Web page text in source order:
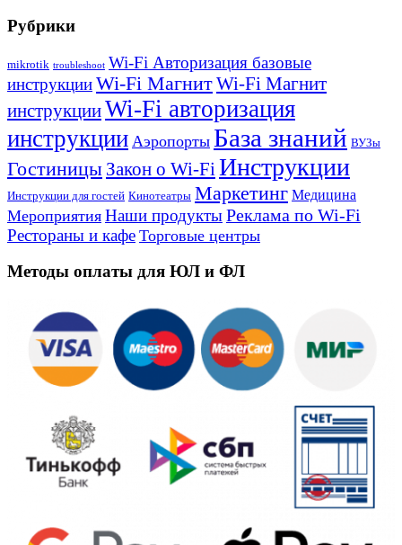
Рубрики
mikrotik troubleshoot Wi-Fi Авторизация базовые
инструкцииWi-Fi МагнитWi-Fi Магнит
инструкцииWi-Fi авторизация
инструкции Аэропорты База знаний ВУЗы
Гостиницы Закон о Wi-Fi Инструкции
Инструкции для гостей Кинотеатры Маркетинг Медицина
Мероприятия Наши продуктыРеклама по Wi-Fi
Рестораны и кафе Торговые центры
Методы оплаты для ЮЛ и ФЛ